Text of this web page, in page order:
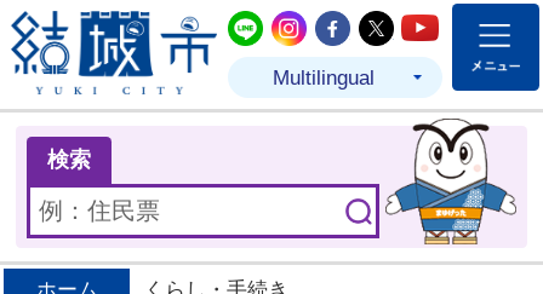
結城市公式LINE
結城市公式Instagram
結城市公式
結城市公式
結城市
Multilingual
検索
ホーム くらし・手続き